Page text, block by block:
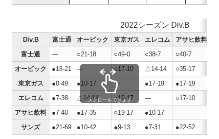
2022シーズン Div.B
Div.B 富士通 オービック 東京ガス エレコム アサヒ飲料
富士通
― ○21-18 ○49-0 ○38-7 ○40-7
オービック
●18-21 ― ○17-10 △14-14 ○35-17
東京ガス
●0-49 ●10-17 ― ●17-19 ●17-19
エレコム
●7-38 △14-14 ○19-17 ― ○17-10
アサヒ飲料
●7-40 ●17-35 ○19-17 ●10-17 ―
サンズ
●21-69 ●10-42 ●9-13 ●7-31 ●22-52
スクロールできます